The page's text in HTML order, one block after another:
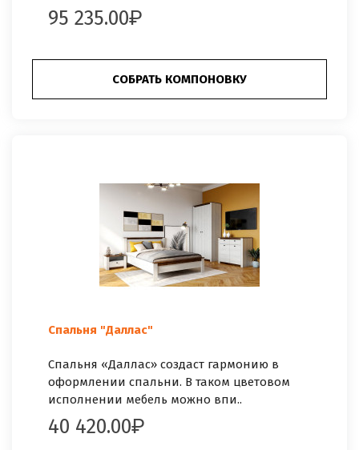
95 235.00
СОБРАТЬ КОМПОНОВКУ
Спальня "Даллас"
Спальня «Даллас» создаст гармонию в
оформлении спальни. В таком цветовом
исполнении мебель можно впи..
40 420.00